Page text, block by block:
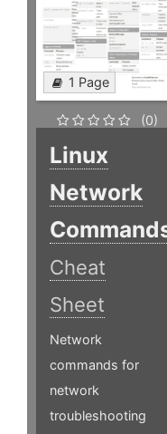
1 Page
(0)
Linux
Network
Cheat
Sheet
Network
commands for
network
troubleshooting